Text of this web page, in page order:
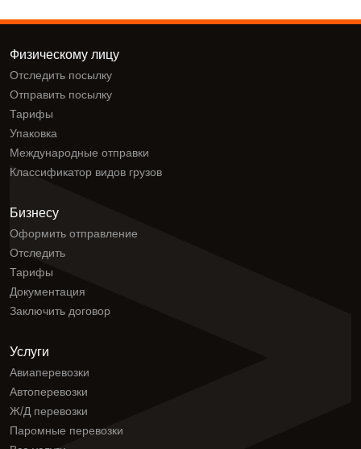
Физическому лицу
Отследить посылку
Отправить посылку
Тарифы
Упаковка
Международные отправки
Классификатор видов грузов
Бизнесу
Оформить отправление
Отследить
Тарифы
Документация
Заключить договор
Услуги
Авиаперевозки
Автоперевозки
Ж/Д перевозки
Паромные перевозки